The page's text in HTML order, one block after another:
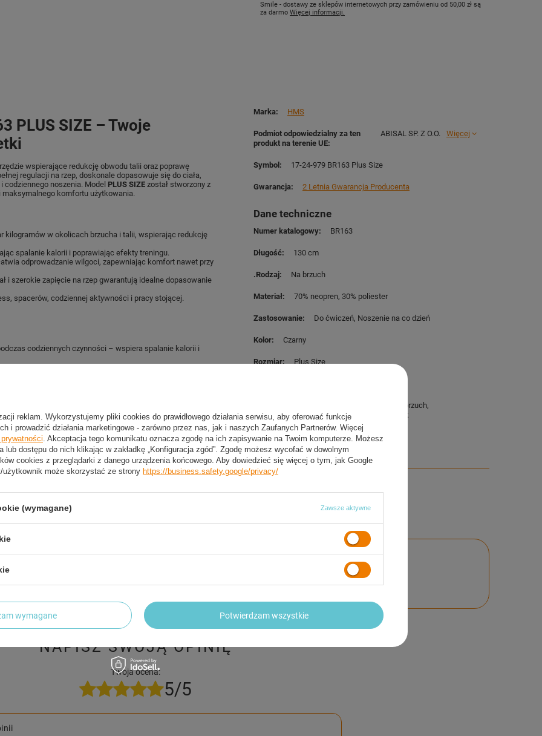
Smile - dostawy ze sklepów internetowych przy zamówieniu od 50,00 zł są
za darmoWięcej informacji.
PLUS SIZE – Twoje
wspierające redukcję obwodu talii oraz poprawę
regulacji na rzep, doskonale dopasowuje się do ciała,
noszenia. Model PLUS SIZE został stworzony z
komfortu użytkowania.
kilogramów w okolicach brzucha i talii, wspierając redukcję
spalanie kalorii i poprawiając efekty treningu.
odprowadzanie wilgoci, zapewniając komfort nawet przy
i szerokie zapięcie na rzep gwarantują idealne dopasowanie
spacerów, codziennej aktywności i pracy stojącej.
codziennych czynności – wspiera spalanie kalorii i
pasował na osoby noszące rozmiar do XXL. Dzięki
dopasować go do swojej sylwetki.
do wyschnięcia w temperaturze pokojowej. Nie zaleca się
Marka HMS
Podmiot odpowiedzialny za ten
produkt na terenie UE
ABISAL SP. Z O.O. Więcej
Symbol 17-24-979 BR163 Plus Size
Gwarancja 2 Letnia Gwarancja Producenta
Dane techniczne
Numer katalogowy BR163
Długość 130 cm
.Rodzaj Na brzuch
Materiał 70% neopren 30% poliester
Zastosowanie Do ćwiczeń Noszenie na co dzień
Kolor Czarny
Rozmiar Plus Size
Nowy, oryginalny pas na brzuch
nasz firmowy kalendarzyk
publikując dla innych.
NAPISZ SWOJĄ OPINIĘ
Twoja ocena:
5/5
reklam. Wykorzystujemy pliki cookies do prawidłowego działania serwisu, aby oferować funkcje
i prowadzić działania marketingowe - zarówno przez nas, jak i naszych Zaufanych Partnerów. Więcej
. Akceptacja tego komunikatu oznacza zgodę na ich zapisywanie na Twoim komputerze. Możesz
lub dostępu do nich klikając w zakładkę „Konfiguracja zgód”. Zgodę możesz wycofać w dowolnym
cookies z przeglądarki z danego urządzenia końcowego. Aby dowiedzieć się więcej o tym, jak Google
użytkownik może skorzystać ze strony https://business.safety.google/privacy/
(wymagane) Zawsze aktywne
wymagane Potwierdzam wszystkie